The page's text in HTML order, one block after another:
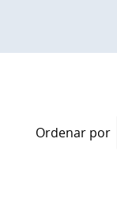
Ordenar por